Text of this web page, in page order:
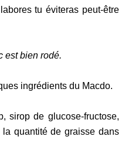
tu éviteras peut-être
est bien rodé.
ingrédients du Macdo.
sirop de glucose-fructose,
quantité de graisse dans